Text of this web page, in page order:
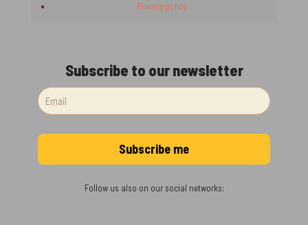
Privacy policy
Subscribe to our newsletter
Follow us also on our social networks: